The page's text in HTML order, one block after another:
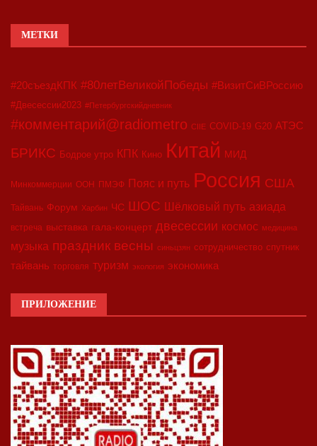
МЕТКИ
#20съездКПК #80летВеликойПобеды #ВизитСиВРоссию
#Двесессии2023 #Петербургскийдневник
#комментарий@radiometro CIIE COVID-19 G20 АТЭС
БРИКС Бодрое утро КПК Кино Китай МИД
Минкоммерции ООН ПМЭФ Пояс и путь Россия США
Тайвань Форум Харбин ЧС ШОС Шёлковый путь азиада
встреча выставка гала-концерт двесессии космос медицина
музыка праздник весны синьцзян сотрудничество спутник
тайвань торговля туризм экология экономика
ПРИЛОЖЕНИЕ